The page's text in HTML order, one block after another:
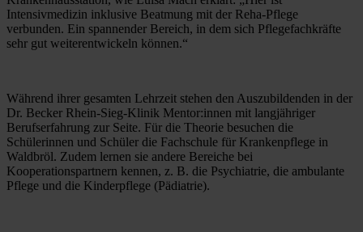
Intensivmedizin inklusive Beatmung mit der Reha-Pflege
verbunden. Ein spannender Bereich, in dem sich Pflegefachkräfte
sehr gut weiterentwickeln können.“
Während ihrer gesamten Lehrzeit stehen den Auszubildenden in der
Dr. Becker Rhein-Sieg-Klinik Mentor:innen mit langjähriger
Berufserfahrung zur Seite. Für die Theorie besuchen die
Schülerinnen und Schüler die Fachschule für Krankenpflege in
Waldbröl. Zudem lernen sie andere Bereiche bei
Kooperationspartnern kennen, z. B. die Psychiatrie, die ambulante
Pflege und die Kinderpflege (Pädiatrie).